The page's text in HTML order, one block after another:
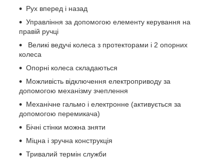
Рух вперед і назад
Управління за допомогою елементу керування на
правій ручці
Великі ведучі колеса з протекторами і 2 опорних
колеса
Опорні колеса складаються
Можливість відключення електроприводу за
допомогою механізму зчеплення
Механічне гальмо і електронне (активується за
допомогою перемикача)
Бічні стінки можна зняти
Міцна і зручна конструкція
Тривалий термін служби